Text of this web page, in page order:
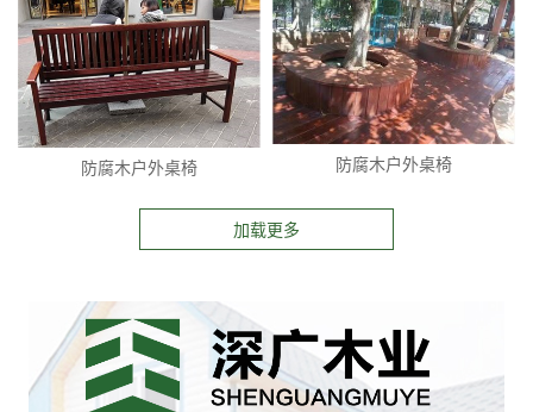
防腐木户外桌椅 防腐木户外桌椅